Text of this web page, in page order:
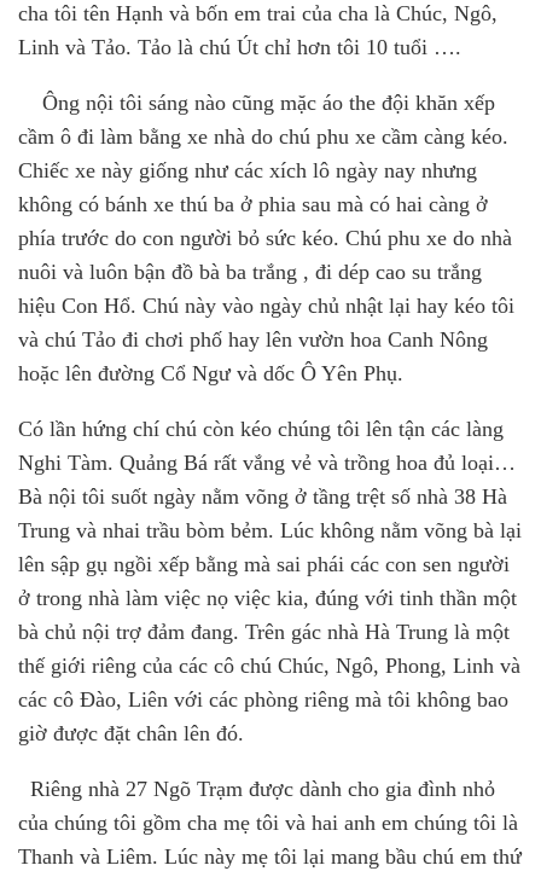
cha tôi tên Hạnh và bốn em trai của cha là Chúc, Ngô,
Linh và Tảo. Tảo là chú Út chỉ hơn tôi 10 tuổi ….
Ông nội tôi sáng nào cũng mặc áo the đội khăn xếp
cầm ô đi làm bằng xe nhà do chú phu xe cầm càng kéo.
Chiếc xe này giống như các xích lô ngày nay nhưng
không có bánh xe thú ba ở phia sau mà có hai càng ở
phía trước do con người bỏ sức kéo. Chú phu xe do nhà
nuôi và luôn bận đồ bà ba trắng , đi dép cao su trắng
hiệu Con Hổ. Chú này vào ngày chủ nhật lại hay kéo tôi
và chú Tảo đi chơi phố hay lên vườn hoa Canh Nông
hoặc lên đường Cổ Ngư và dốc Ô Yên Phụ.
Có lần hứng chí chú còn kéo chúng tôi lên tận các làng
Nghi Tàm. Quảng Bá rất vắng vẻ và trồng hoa đủ loại…
Bà nội tôi suốt ngày nằm võng ở tầng trệt số nhà 38 Hà
Trung và nhai trầu bòm bẻm. Lúc không nằm võng bà lại
lên sập gụ ngồi xếp bằng mà sai phái các con sen người
ở trong nhà làm việc nọ việc kia, đúng với tinh thần một
bà chủ nội trợ đảm đang. Trên gác nhà Hà Trung là một
thế giới riêng của các cô chú Chúc, Ngô, Phong, Linh và
các cô Đào, Liên với các phòng riêng mà tôi không bao
giờ được đặt chân lên đó.
Riêng nhà 27 Ngõ Trạm được dành cho gia đình nhỏ
của chúng tôi gồm cha mẹ tôi và hai anh em chúng tôi là
Thanh và Liêm. Lúc này mẹ tôi lại mang bầu chú em thứ